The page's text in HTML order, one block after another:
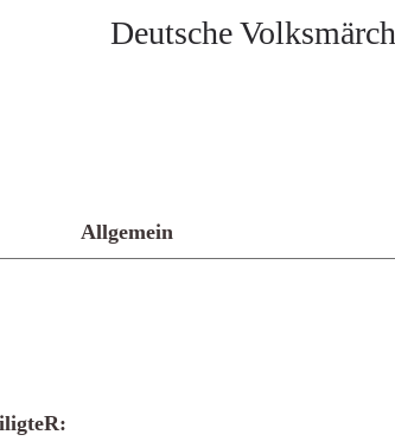
Deutsche
Allgemein